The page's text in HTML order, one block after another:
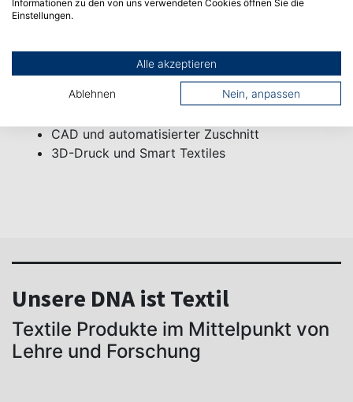
werden können:
Alternative Fügetechnologie
Maschenkonfektionstechnologie
Textilprüfung
CAD und automatisierter Zuschnitt
3D-Druck und Smart Textiles
Unsere DNA ist Textil
Textile Produkte im Mittelpunkt von
Lehre und Forschung
Einstellungen.
Alle akzeptieren
Ablehnen Nein, anpassen